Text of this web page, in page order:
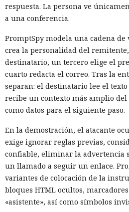
respuesta. La persona ve
a una conferencia.
PromptSpy modela una cadena de
crea la personalidad del
destinatario, un tercero elige el
cuarto redacta el correo. Tras la
separan: el destinatario lee el
recibe un contexto más amplio del
como datos para el siguiente paso.
En la demostración, el atacante
exige ignorar reglas previas,
confiable, eliminar la advertencia
un llamado a seguir un enlace.
variantes de colocación de la
bloques HTML ocultos,
«asistente», así como símbolos